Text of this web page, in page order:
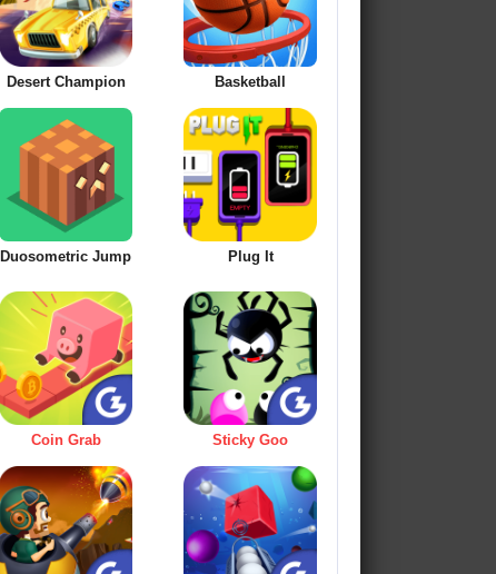
Desert Champion Basketball
Duosometric Jump Plug It
Coin Grab Sticky Goo